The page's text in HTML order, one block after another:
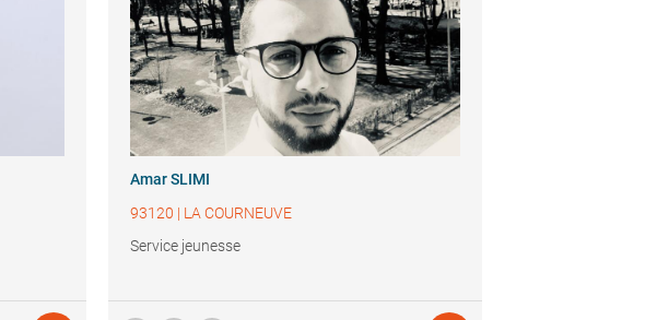
Amar SLIMI
93120 | LA COURNEUVE
Service jeunesse